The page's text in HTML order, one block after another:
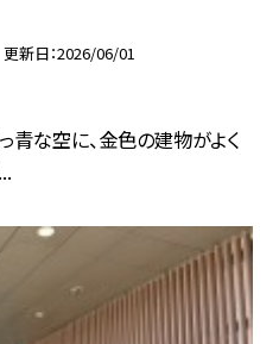
更新日 2026/06/01
青な空に、金色の建物がよく